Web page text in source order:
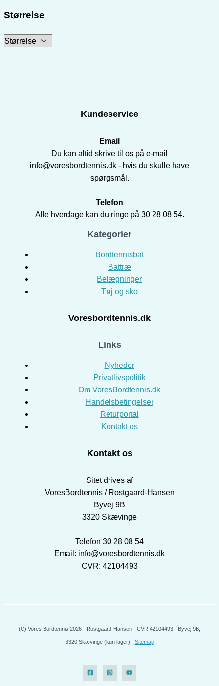
Størrelse
Kundeservice
Email
Du kan altid skrive til os på e-mail
info@voresbordtennis.dk - hvis du skulle have
spørgsmål.
Telefon
Alle hverdage kan du ringe på 30 28 08 54.
Kategorier
Bordtennisbat
Battræ
Belægninger
Tøj og sko
Voresbordtennis.dk
Links
Nyheder
Privatlivspolitik
Om VoresBordtennis.dk
Handelsbetingelser
Returportal
Kontakt os
Kontakt os
Sitet drives af
VoresBordtennis / Rostgaard-Hansen
Byvej 9B
3320 Skævinge
Telefon 30 28 08 54
Email: info@voresbordtennis.dk
CVR: 42104493
(C) Vores Bordtennis 2026 - Rostgaard-Hansen - CVR 42104493 - Byvej 9B,
3320 Skævinge (kun lager) - Sitemap